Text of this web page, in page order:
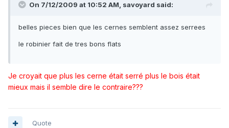
On 7/12/2009 at 10:52 AM, savoyard said:
belles pieces bien que les cernes semblent assez serrees
le robinier fait de tres bons flats
Je croyait que plus les cerne était serré plus le bois était
mieux mais il semble dire le contraire???
Quote